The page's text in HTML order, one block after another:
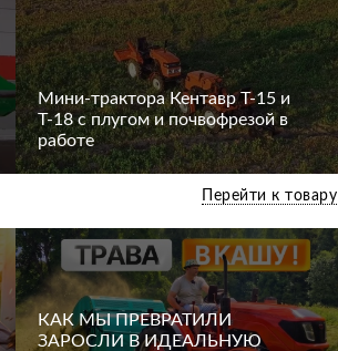
Мини-трактора Кентавр Т-15 и
Т-18 с плугом и почвофрезой в
работе
Перейти к товару
КАК МЫ ПРЕВРАТИЛИ
ЗАРОСЛИ В ИДЕАЛЬНУЮ